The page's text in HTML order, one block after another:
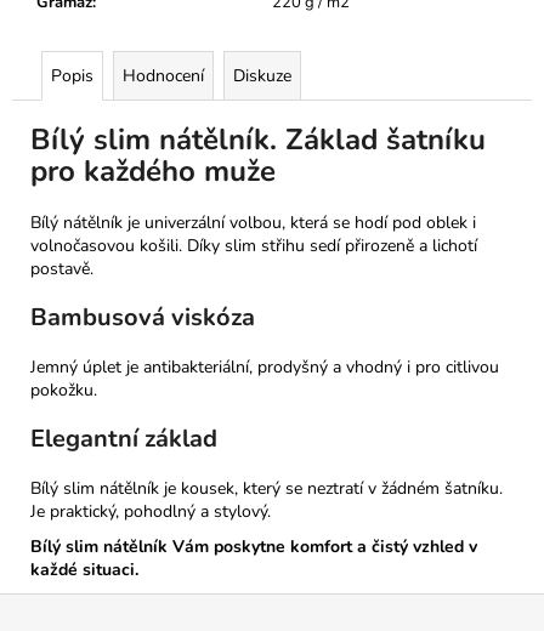
Popis Hodnocení Diskuze
Bílý slim nátělník. Základ šatníku
pro každého muže
Bílý nátělník je univerzální volbou, která se hodí pod oblek i
volnočasovou košili. Díky slim střihu sedí přirozeně a lichotí
postavě.
Bambusová viskóza
Jemný úplet je antibakteriální, prodyšný a vhodný i pro citlivou
pokožku.
Elegantní základ
Bílý slim nátělník je kousek, který se neztratí v žádném šatníku.
Je praktický, pohodlný a stylový.
Bílý slim nátělník Vám poskytne komfort a čistý vzhled v
každé situaci.